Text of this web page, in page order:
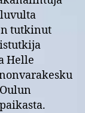
tutkinut
Helle